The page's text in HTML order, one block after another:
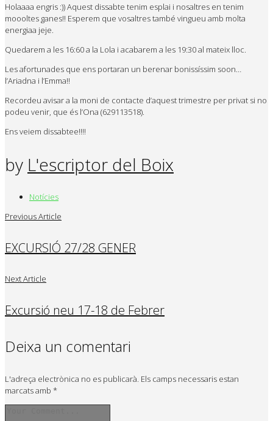
Holaaaa engris :)) Aquest dissabte tenim esplai i nosaltres en tenim
moooltes ganes!! Esperem que vosaltres també vingueu amb molta
energiaa jeje.
Quedarem a les 16:60 a la Lola i acabarem a les 19:30 al mateix lloc.
Les afortunades que ens portaran un berenar bonissíssim soon…
l’Ariadna i l’Emma!!
Recordeu avisar a la moni de contacte d’aquest trimestre per privat si no
podeu venir, que és l’Ona (629113518).
Ens veiem dissabtee!!!!
by L'escriptor del Boix
Notícies
Previous Article
EXCURSIÓ 27/28 GENER
Next Article
Excursió neu 17-18 de Febrer
Deixa un comentari
L'adreça electrònica no es publicarà. Els camps necessaris estan
marcats amb *